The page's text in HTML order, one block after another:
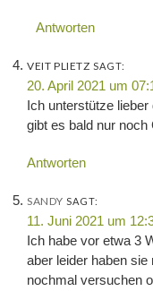
Antworten
VEIT PLIETZ SAGT:
20. April 2021 um
Ich unterstütze
gibt es bald nur noch
Antworten
SANDY SAGT:
11. Juni 2021 um
Ich habe vor etwa 3
aber leider haben
nochmal versuchen